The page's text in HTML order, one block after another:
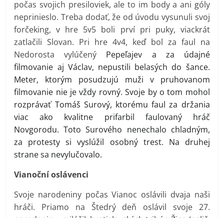
počas svojich presiloviek, ale to im body a ani góly
neprinieslo. Treba dodať, že od úvodu vysunuli svoj
forčeking, v hre 5v5 boli prví pri puky, viackrát
zatlačili Slovan. Pri hre 4v4, keď bol za faul na
Nedorosta vylúčený Pepeľajev a za údajné
filmovanie aj Václav, nepustili belasých do šance.
Meter, ktorým posudzujú muži v pruhovanom
filmovanie nie je vždy rovný. Svoje by o tom mohol
rozprávať Tomáš Surový, ktorému faul za držania
viac ako kvalitne prifarbil faulovaný hráč
Novgorodu. Toto Surového nenechalo chladným,
za protesty si vyslúžil osobný trest. Na druhej
strane sa nevylučovalo.
Vianoční oslávenci
Svoje narodeniny počas Vianoc oslávili dvaja naši
hráči. Priamo na Štedrý deň oslávil svoje 27.